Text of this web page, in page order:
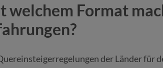
welchem Format
der Länder für